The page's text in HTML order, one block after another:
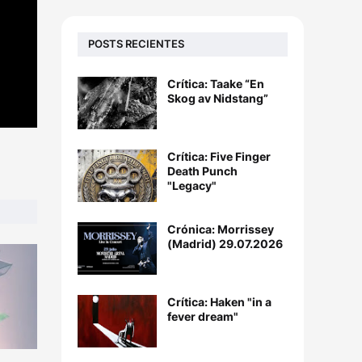
POSTS RECIENTES
Crítica: Taake “En
Skog av Nidstang”
Crítica: Five Finger
Death Punch
"Legacy"
Crónica: Morrissey
(Madrid) 29.07.2026
Crítica: Haken "in a
fever dream"